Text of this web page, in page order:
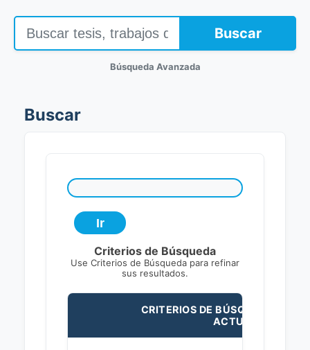
Buscar
Búsqueda Avanzada
Buscar
Criterios de Búsqueda
Use Criterios de Búsqueda para refinar
sus resultados.
CRITERIOS DE BÚSQUEDA
ACTUALES: